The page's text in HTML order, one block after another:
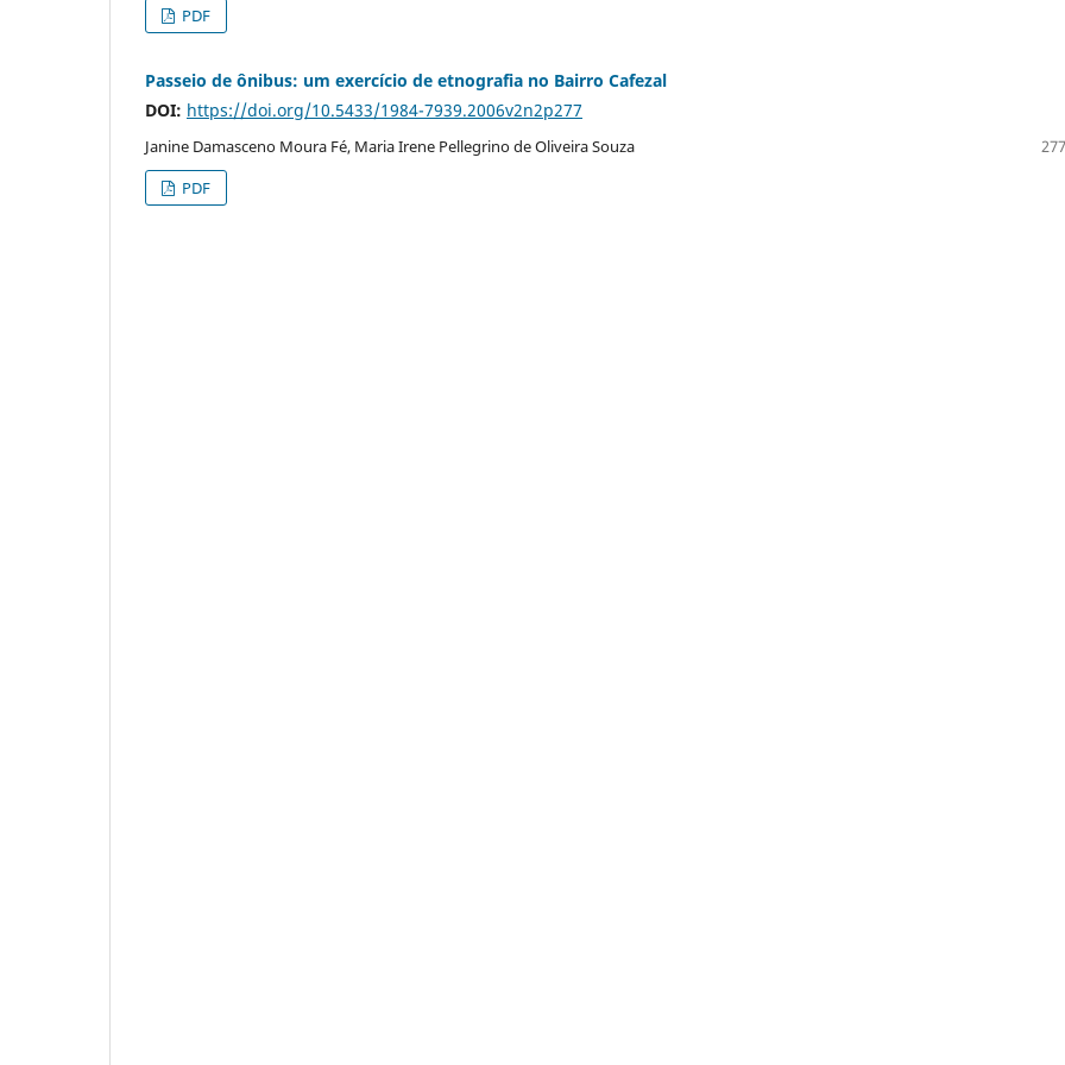
PDF
Passeio de ônibus: um exercício de etnografia no Bairro Cafezal
DOI: https://doi.org/10.5433/1984-7939.2006v2n2p277
Janine Damasceno Moura Fé, Maria Irene Pellegrino de Oliveira Souza
PDF